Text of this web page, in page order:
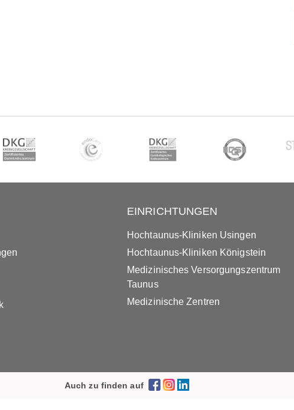
EINRICHTUNGEN
Hochtaunus-Kliniken Usingen
Hochtaunus-Kliniken Königstein
Medizinisches Versorgungszentrum
Taunus
Medizinische Zentren
Auch zu finden auf